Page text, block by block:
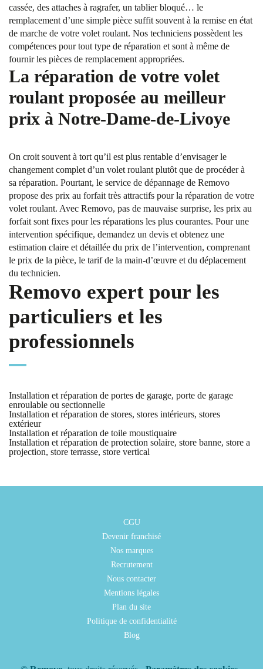
cassée, des attaches à ragrafer, un tablier bloqué… le
remplacement d’une simple pièce suffit souvent à la remise en état
de marche de votre volet roulant. Nos techniciens possèdent les
compétences pour tout type de réparation et sont à même de
fournir les pièces de remplacement appropriées.
La réparation de votre volet
roulant proposée au meilleur
prix à Notre-Dame-de-Livoye
On croit souvent à tort qu’il est plus rentable d’envisager le
changement complet d’un volet roulant plutôt que de procéder à
sa réparation. Pourtant, le service de dépannage de Removo
propose des prix au forfait très attractifs pour la réparation de votre
volet roulant. Avec Removo, pas de mauvaise surprise, les prix au
forfait sont fixes pour les réparations les plus courantes. Pour une
intervention spécifique, demandez un devis et obtenez une
estimation claire et détaillée du prix de l’intervention, comprenant
le prix de la pièce, le tarif de la main-d’œuvre et du déplacement
du technicien.
Removo expert pour les
particuliers et les
professionnels
Installation et réparation de portes de garage, porte de garage
enroulable ou sectionnelle
Installation et réparation de stores, stores intérieurs, stores
extérieur
Installation et réparation de toile moustiquaire
Installation et réparation de protection solaire, store banne, store a
projection, store terrasse, store vertical
CGU
Devenir franchisé
Nos marques
Recrutement
Nous contacter
Mentions légales
Plan du site
Politique de confidentialité
Blog